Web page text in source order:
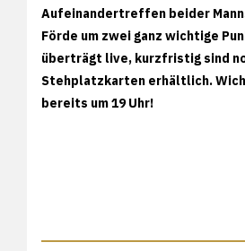
Aufeinandertreffen beider
Förde um zwei ganz wichtige
überträgt live, kurzfristig sind
Stehplatzkarten erhältlich.
bereits um 19 Uhr!